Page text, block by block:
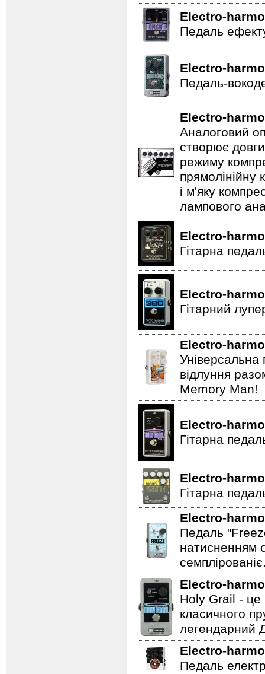
Electro-
Педаль
Electro-
Педаль-
Electro-
Аналоговий
створює
режиму
прямолінійну
і м'яку
лампового
Electro-
Гітарна
Electro-
Гітарний
Electro-
Універсальна
відлуння
Memory Man!
Electro-
Гітарна
Electro-
Гітарна
Electro-
Педаль
натисненням
Electro-
Holy Grail - це
класичного
легендарний
Electro-
Педаль